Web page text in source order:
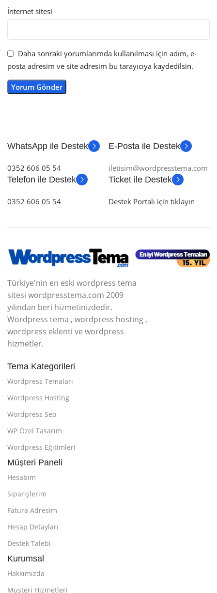
İnternet sitesi
Daha sonraki yorumlarımda kullanılması için adım, e-
posta adresim ve site adresim bu tarayıcıya kaydedilsin.
WhatsApp ile Destek
0352 606 05 54
E-Posta ile Destek
iletisim@wordpresstema.com
Telefon ile Destek
0352 606 05 54
Ticket ile Destek
Destek Portalı için tıklayın
Türkiye'nin en eski wordpress tema
sitesi wordpresstema.com 2009
yılından beri hizmetinizdedir.
Wordpress tema , wordpress hosting ,
wordpress eklenti ve wordpress
hizmetler.
Tema Kategorileri
Wordpress Temaları
Wordpress Hosting
Wordpress Seo
WP Özel Tasarım
Wordpress Eğitimleri
Müşteri Paneli
Hesabım
Siparişlerim
Fatura Adresim
Hesap Detayları
Destek Talebi
Kurumsal
Hakkımızda
Müşteri Hizmetleri